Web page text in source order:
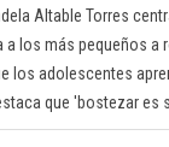
Altable Torres
a los más pequeños a
los adolescentes
que 'bostezar es